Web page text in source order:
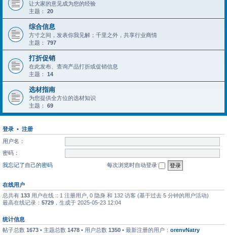
让大家的意见成为您的经验
主题： 20
综合信息
方寸之间，发表你我见解；千里之外，共享行业商情
主题： 797
打折促销
在此发布、查询产品打折或促销信息
主题： 14
选材指南
为您提供全方位的选材知识
主题： 69
登录 • 注册
用户名：
密码：
我忘记了自己的密码
每次浏览时自动登录
在线用户
总共有 133 用户在线 :: 1 注册用户, 0 隐身 和 132 访客 (基于过去 5 分钟的用户活动)
最高在线记录： 5729 ，生成于 2025-05-23 12:04
统计信息
帖子总数 1673 • 主题总数 1478 • 用户总数 1350 • 最新注册的用户： orenvNatry